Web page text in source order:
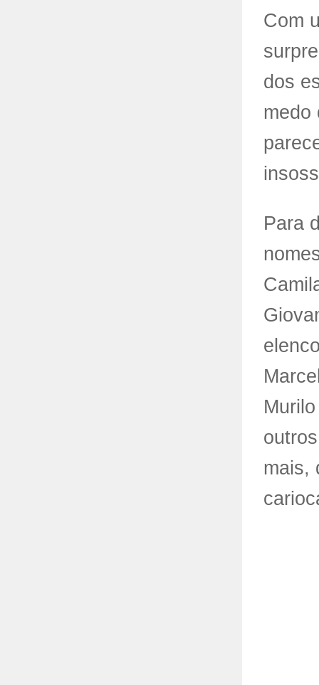
Com
dos
medo
Para
mais,